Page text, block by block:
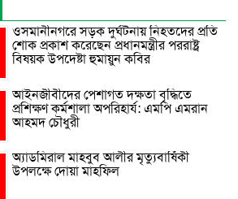
ওসমানীনগরে সড়ক দুর্ঘটনায় নিহতদের প্রতি
শোক প্রকাশ করেছেন প্রধানমন্ত্রীর পররাষ্ট্র
বিষয়ক উপদেষ্টা হুমায়ুন কবির
আইনজীবীদের পেশাগত দক্ষতা বৃদ্ধিতে
প্রশিক্ষণ কর্মশালা অপরিহার্য: এমপি এমরান
আহমদ চৌধুরী
অ্যাডমিরাল মাহবুব আলীর মৃত্যুবার্ষিকী
উপলক্ষে দোয়া মাহফিল